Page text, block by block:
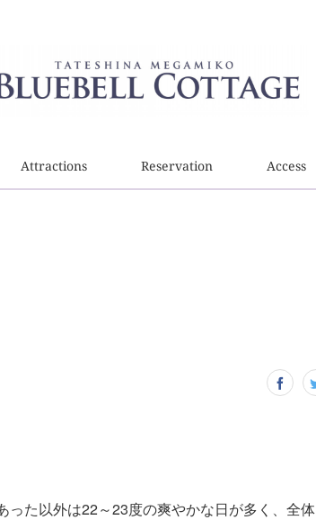
Attractions Reservation Access
た以外は22～23度の爽やかな日が多く、全